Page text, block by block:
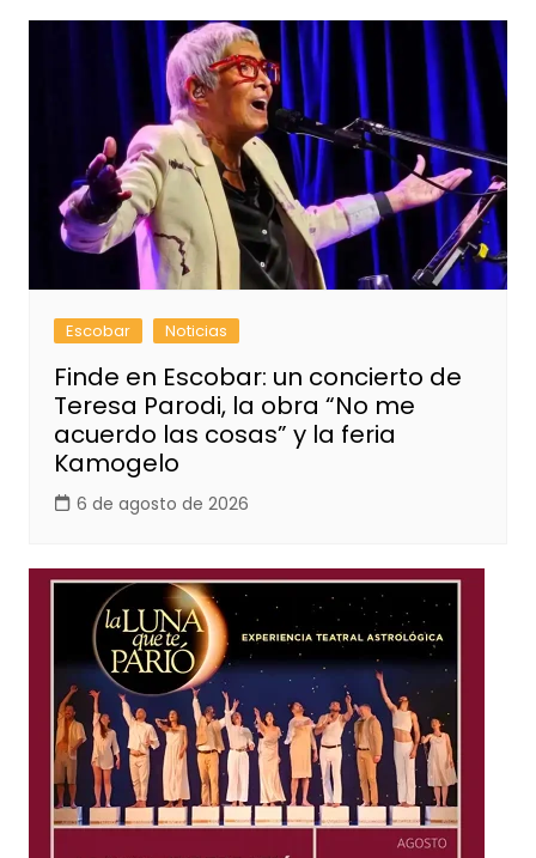
Escobar Noticias
Finde en Escobar: un concierto de
Teresa Parodi, la obra “No me
acuerdo las cosas” y la feria
Kamogelo
6 de agosto de 2026